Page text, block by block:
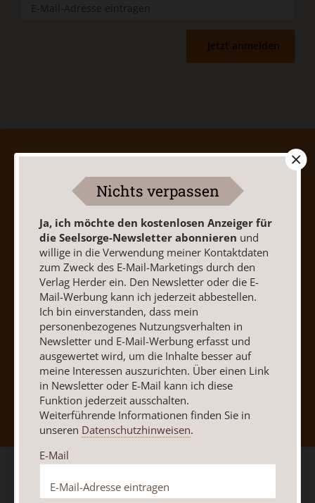
Jetzt anmelden
AGB und Widerrufsbelehrung
Datenschutz
Barrierefreiheit
Impressum
Vertrag widerrufen Abo online kündigen
Nach oben
Nichts verpassen
Ja, ich möchte den kostenlosen Anzeiger für
die Seelsorge-Newsletter abonnieren und
willige in die Verwendung meiner Kontaktdaten
zum Zweck des E-Mail-Marketings durch den
Verlag Herder ein. Den Newsletter oder die E-
Mail-Werbung kann ich jederzeit abbestellen.
Ich bin einverstanden, dass mein
personenbezogenes Nutzungsverhalten in
Newsletter und E-Mail-Werbung erfasst und
ausgewertet wird, um die Inhalte besser auf
meine Interessen auszurichten. Über einen Link
in Newsletter oder E-Mail kann ich diese
Funktion jederzeit ausschalten.
Weiterführende Informationen finden Sie in
unseren Datenschutzhinweisen.
E-Mail